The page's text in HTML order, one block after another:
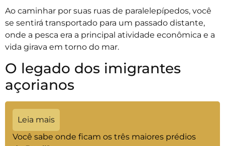
Ao caminhar por suas ruas de paralelepípedos, você
se sentirá transportado para um passado distante,
onde a pesca era a principal atividade econômica e a
vida girava em torno do mar.
O legado dos imigrantes
açorianos
Leia mais
Você sabe onde ficam os três maiores prédios